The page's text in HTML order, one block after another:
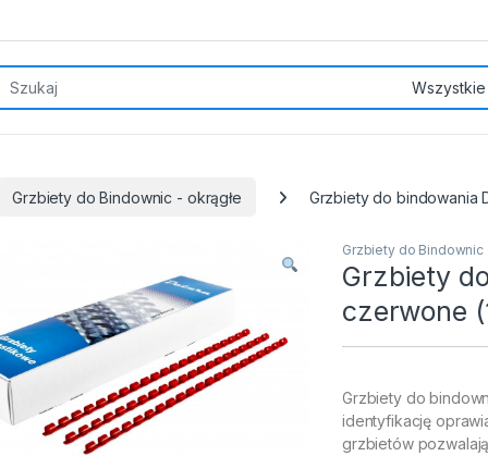
for:
Grzbiety do Bindownic - okrągłe Grzbiety do bindowania
Grzbiety do Bindownic
Grzbiety
czerwone
Grzbiety do
identyfikację
grzbietów